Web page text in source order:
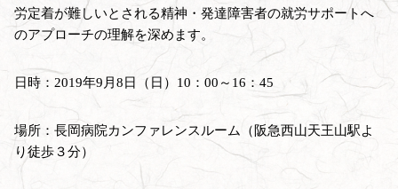
労定着が難しいとされる精神・発達障害者の就労サポートへ
のアプローチの理解を深めます。
日時：2019年9月8日（日）10：00～16：45
場所：長岡病院カンファレンスルーム（阪急西山天王山駅よ
り徒歩３分）